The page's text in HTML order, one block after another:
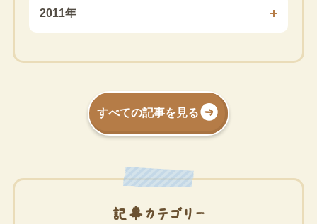
2011年
すべての記事を見る
記事カテゴリー